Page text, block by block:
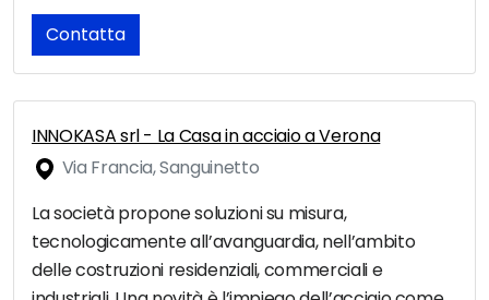
Contatta
INNOKASA srl - La Casa in acciaio a Verona
Via Francia, Sanguinetto
La società propone soluzioni su misura,
tecnologicamente all’avanguardia, nell’ambito
delle costruzioni residenziali, commerciali e